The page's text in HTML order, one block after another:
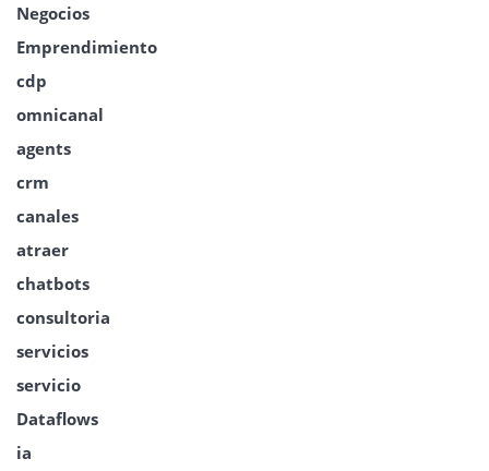
Negocios
Emprendimiento
cdp
omnicanal
agents
crm
canales
atraer
chatbots
consultoria
servicios
servicio
Dataflows
ia